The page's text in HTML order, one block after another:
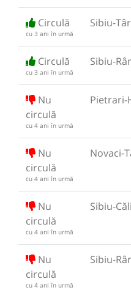
Circulă
cu 3 ani în urmă
Sibiu-
Circulă
cu 3 ani în urmă
Sibiu-
Nu
circulă
cu 4 ani în urmă
Pietrari-
Nu
circulă
cu 4 ani în urmă
Novaci-
Nu
circulă
cu 4 ani în urmă
Sibiu-
Nu
circulă
cu 4 ani în urmă
Sibiu-